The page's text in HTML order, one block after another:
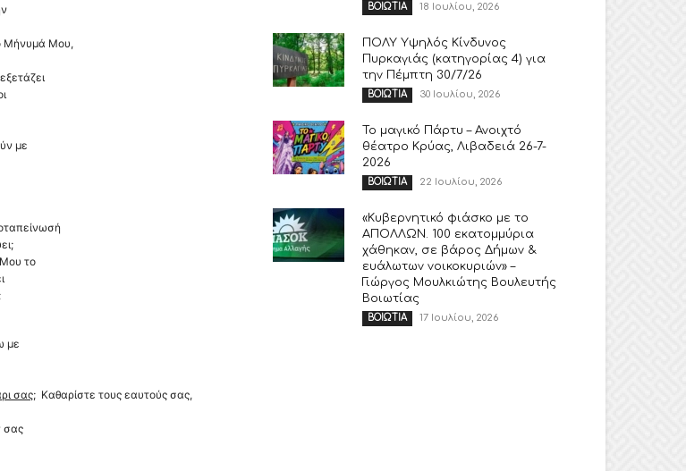
Μήνυμά Μου,
με
το
με
σας; Καθαρίστε τους εαυτούς σας,
σας
ΒΟΙΩΤΙΑ 18 Ιουλίου, 2026
ΠΟΛΥ Υψηλός Κίνδυνος
Πυρκαγιάς (κατηγορίας 4) για
την Πέμπτη 30/7/26
ΒΟΙΩΤΙΑ 30 Ιουλίου, 2026
Το μαγικό Πάρτυ – Ανοιχτό
θέατρο Κρύας, Λιβαδειά 26-7-
2026
ΒΟΙΩΤΙΑ 22 Ιουλίου, 2026
«Κυβερνητικό φιάσκο με το
ΑΠΟΛΛΩΝ. 100 εκατομμύρια
χάθηκαν, σε βάρος Δήμων &
ευάλωτων νοικοκυριών» –
Γιώργος Μουλκιώτης Βουλευτής
Βοιωτίας
ΒΟΙΩΤΙΑ 17 Ιουλίου, 2026